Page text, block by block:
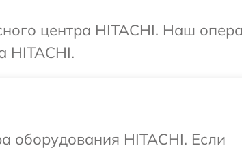
центра HITACHI. Наш
HITACHI.
оборудования HITACHI. Если